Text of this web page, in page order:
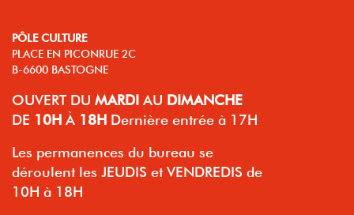
PÔLE CULTURE
PLACE EN PICONRUE 2C
B-6600 BASTOGNE
OUVERT DU MARDI AU DIMANCHE
DE 10H À 18H Dernière entrée à 17H
Les permanences du bureau se
déroulent les JEUDIS et VENDREDIS de
10H à 18H